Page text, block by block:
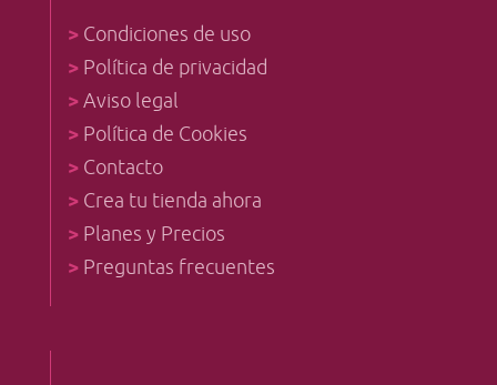
> Condiciones de uso
> Política de privacidad
>Aviso legal
> Política de Cookies
> Contacto
> Crea tu tienda ahora
> Planes y Precios
> Preguntas frecuentes